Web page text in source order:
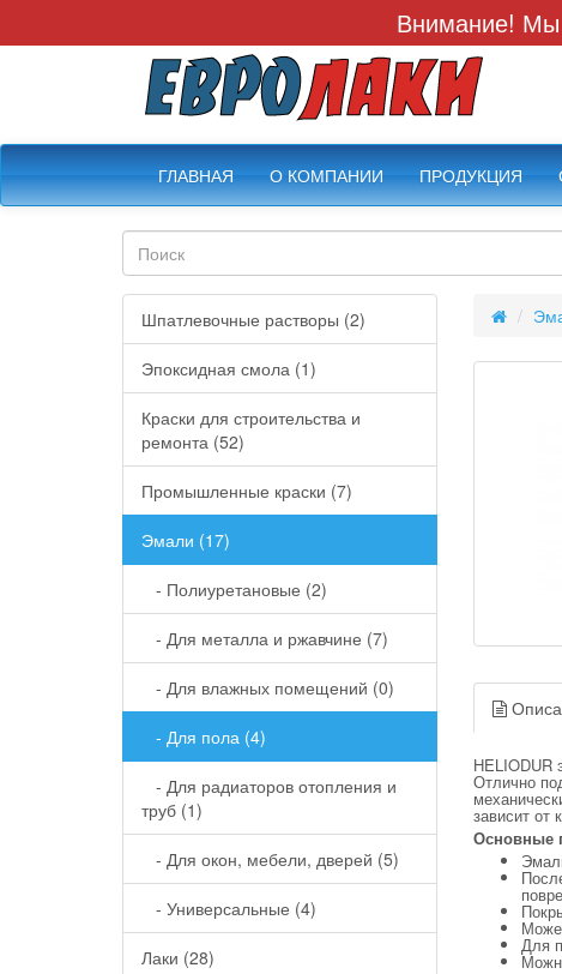
Внимание! Мы
ГЛАВНАЯ О КОМПАНИИ ПРОДУКЦИЯ
Шпатлевочные растворы (2)
Эпоксидная смола (1)
Краски для строительства и
ремонта (52)
Промышленные краски (7)
Эмали (17)
- Полиуретановые (2)
- Для металла и ржавчине (7)
- Для влажных помещений (0)
- Для пола (4)
- Для радиаторов отопления и
труб (1)
- Для окон, мебели, дверей (5)
- Универсальные (4)
Лаки (28)
HELIODUR
Отлично
зависит от
Основные
Для